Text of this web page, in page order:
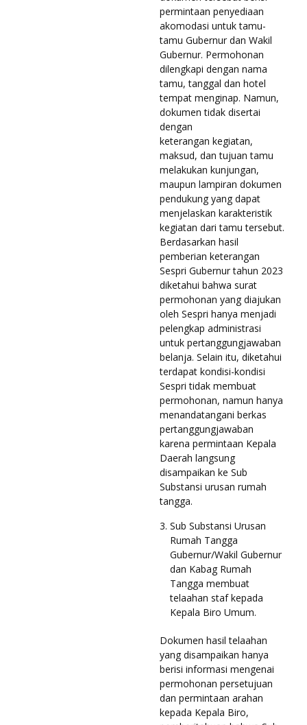
permintaan penyediaan
akomodasi untuk tamu-
tamu Gubernur dan Wakil
Gubernur. Permohonan
dilengkapi dengan nama
tamu, tanggal dan hotel
tempat menginap. Namun,
dokumen tidak disertai
dengan
keterangan kegiatan,
maksud, dan tujuan tamu
melakukan kunjungan,
maupun lampiran dokumen
pendukung yang dapat
menjelaskan karakteristik
kegiatan dari tamu tersebut.
Berdasarkan hasil
pemberian keterangan
Sespri Gubernur tahun 2023
diketahui bahwa surat
permohonan yang diajukan
oleh Sespri hanya menjadi
pelengkap administrasi
untuk pertanggungjawaban
belanja. Selain itu, diketahui
terdapat kondisi-kondisi
Sespri tidak membuat
permohonan, namun hanya
menandatangani berkas
pertanggungjawaban
karena permintaan Kepala
Daerah langsung
disampaikan ke Sub
Substansi urusan rumah
tangga.
Sub Substansi Urusan
Rumah Tangga
Gubernur/Wakil Gubernur
dan Kabag Rumah
Tangga membuat
telaahan staf kepada
Kepala Biro Umum.
Dokumen hasil telaahan
yang disampaikan hanya
berisi informasi mengenai
permohonan persetujuan
dan permintaan arahan
kepada Kepala Biro,